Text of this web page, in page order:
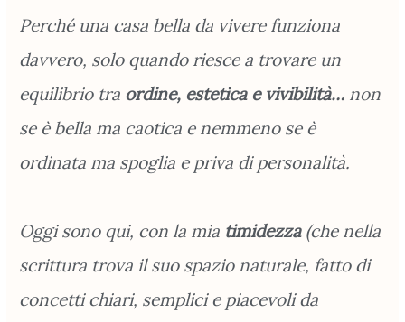
Perché una casa bella da vivere funziona
davvero, solo quando riesce a trovare un
equilibrio tra ordine, estetica e vivibilità… non
se è bella ma caotica e nemmeno se è
ordinata ma spoglia e priva di personalità.
Oggi sono qui, con la mia timidezza (che nella
scrittura trova il suo spazio naturale, fatto di
concetti chiari, semplici e piacevoli da